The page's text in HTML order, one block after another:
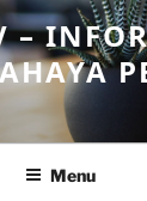
–
Menu